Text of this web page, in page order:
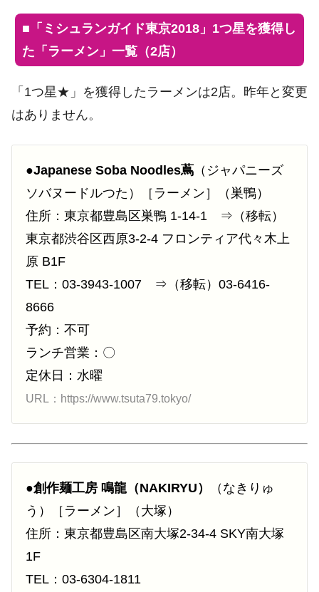
■ 「ミシュランガイド東京2018」1つ星を獲得し
た「ラーメン」一覧（2店）
「1つ星★」を獲得したラーメンは2店。昨年と変更
はありません。
●Japanese Soba Noodles蔦 （ジャパニーズ
ソバヌードルつた）［ラーメン］（巣鴨）
住所：東京都豊島区巣鴨 1-14-1 ⇒（移転）
東京都渋谷区西原3-2-4 フロンティア代々木上
原 B1F
TEL：03-3943-1007 ⇒（移転）03-6416-
8666
予約：不可
ランチ営業：〇
定休日：水曜
URL：https://www.tsuta79.tokyo/
●創作麺工房 鳴龍（NAKIRYU）
（なきりゅ
う）［ラーメン］（大塚）
住所：東京都豊島区南大塚2-34-4 SKY南大塚
1F
TEL：03-6304-1811